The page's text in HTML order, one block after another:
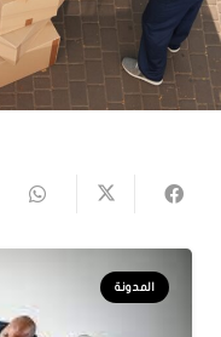
المدونة